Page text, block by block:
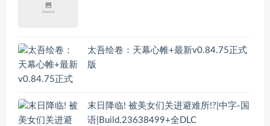
太吾绘卷：天幕心帷+最新v0.84.75正式
版
末日降临! 被美女们关进避难所!?|中字-国
语|Build.23638499+全DLC